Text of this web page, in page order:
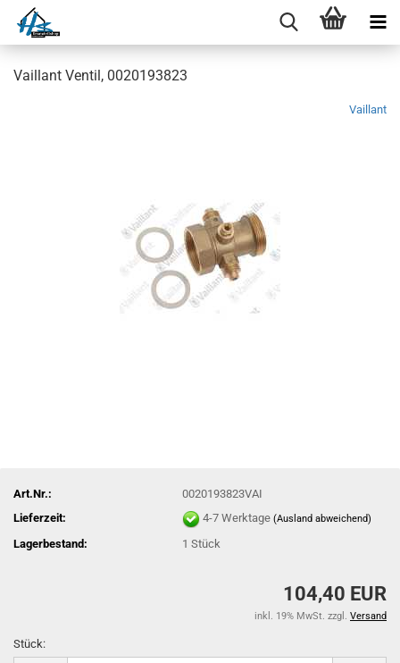
Vaillant Ventil, 0020193823
Vaillant
Art.Nr.:
0020193823VAI
Lieferzeit:
4-7 Werktage(Ausland abweichend)
Lagerbestand: 1Stück
104,40 EUR
inkl. 19% MwSt. zzgl. Versand
Stück: